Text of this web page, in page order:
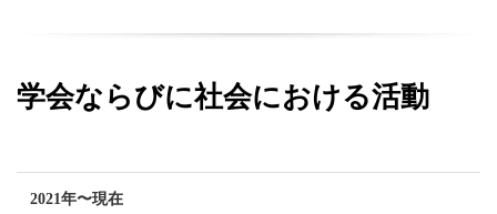
学会ならびに社会における活動
2021年〜現在